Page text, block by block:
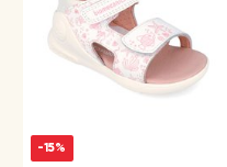
-15%